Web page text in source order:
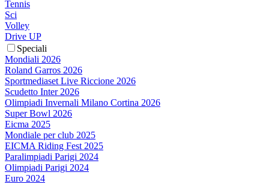
Tennis
Sci
Volley
Drive UP
Speciali
Mondiali 2026
Roland Garros 2026
Sportmediaset Live Riccione 2026
Scudetto Inter 2026
Olimpiadi Invernali Milano Cortina 2026
Super Bowl 2026
Eicma 2025
Mondiale per club 2025
EICMA Riding Fest 2025
Paralimpiadi Parigi 2024
Olimpiadi Parigi 2024
Euro 2024